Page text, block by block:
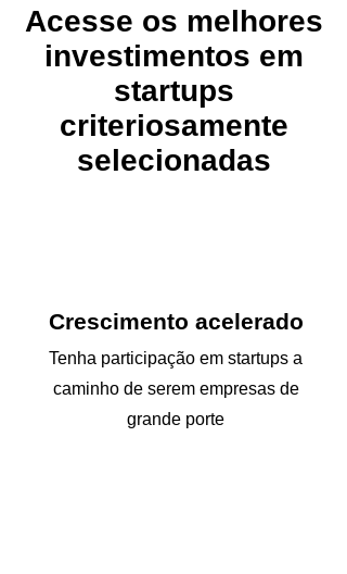
Acesse os melhores
investimentos em
startups
criteriosamente
selecionadas
Crescimento acelerado
Tenha participação em startups a
caminho de serem empresas de
grande porte